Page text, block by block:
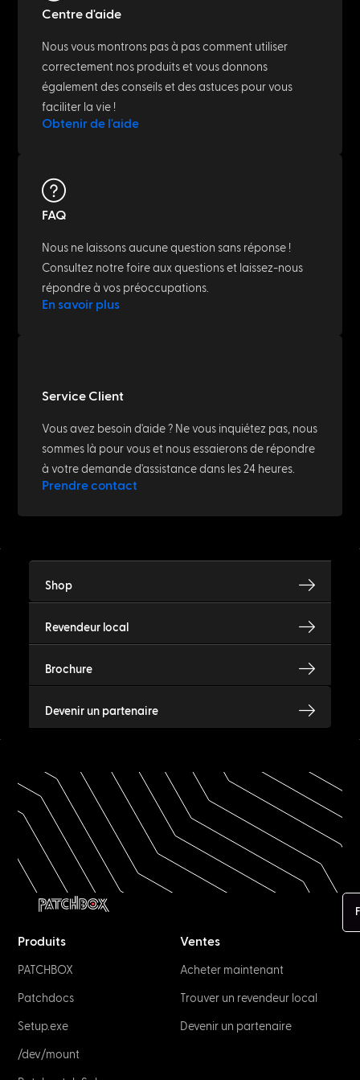
Centre d'aide
Nous vous montrons pas à pas comment utiliser
correctement nos produits et vous donnons
également des conseils et des astuces pour vous
faciliter la vie !
Obtenir de l'aide
FAQ
Nous ne laissons aucune question sans réponse !
Consultez notre foire aux questions et laissez-nous
répondre à vos préoccupations.
En savoir plus
Service Client
Vous avez besoin d'aide ? Ne vous inquiétez pas, nous
sommes là pour vous et nous essaierons de répondre
à votre demande d'assistance dans les 24 heures.
Prendre contact
Shop
Revendeur local
Brochure
Devenir un partenaire
Produits
PATCHBOX
Patchdocs
Setup.exe
/dev/mount
Ventes
Acheter maintenant
Trouver un revendeur local
Devenir un partenaire